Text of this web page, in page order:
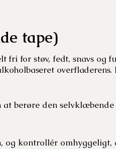
tape)
fri for støv, fedt, snavs og
berøre den
og kontrollér omhyggeligt,